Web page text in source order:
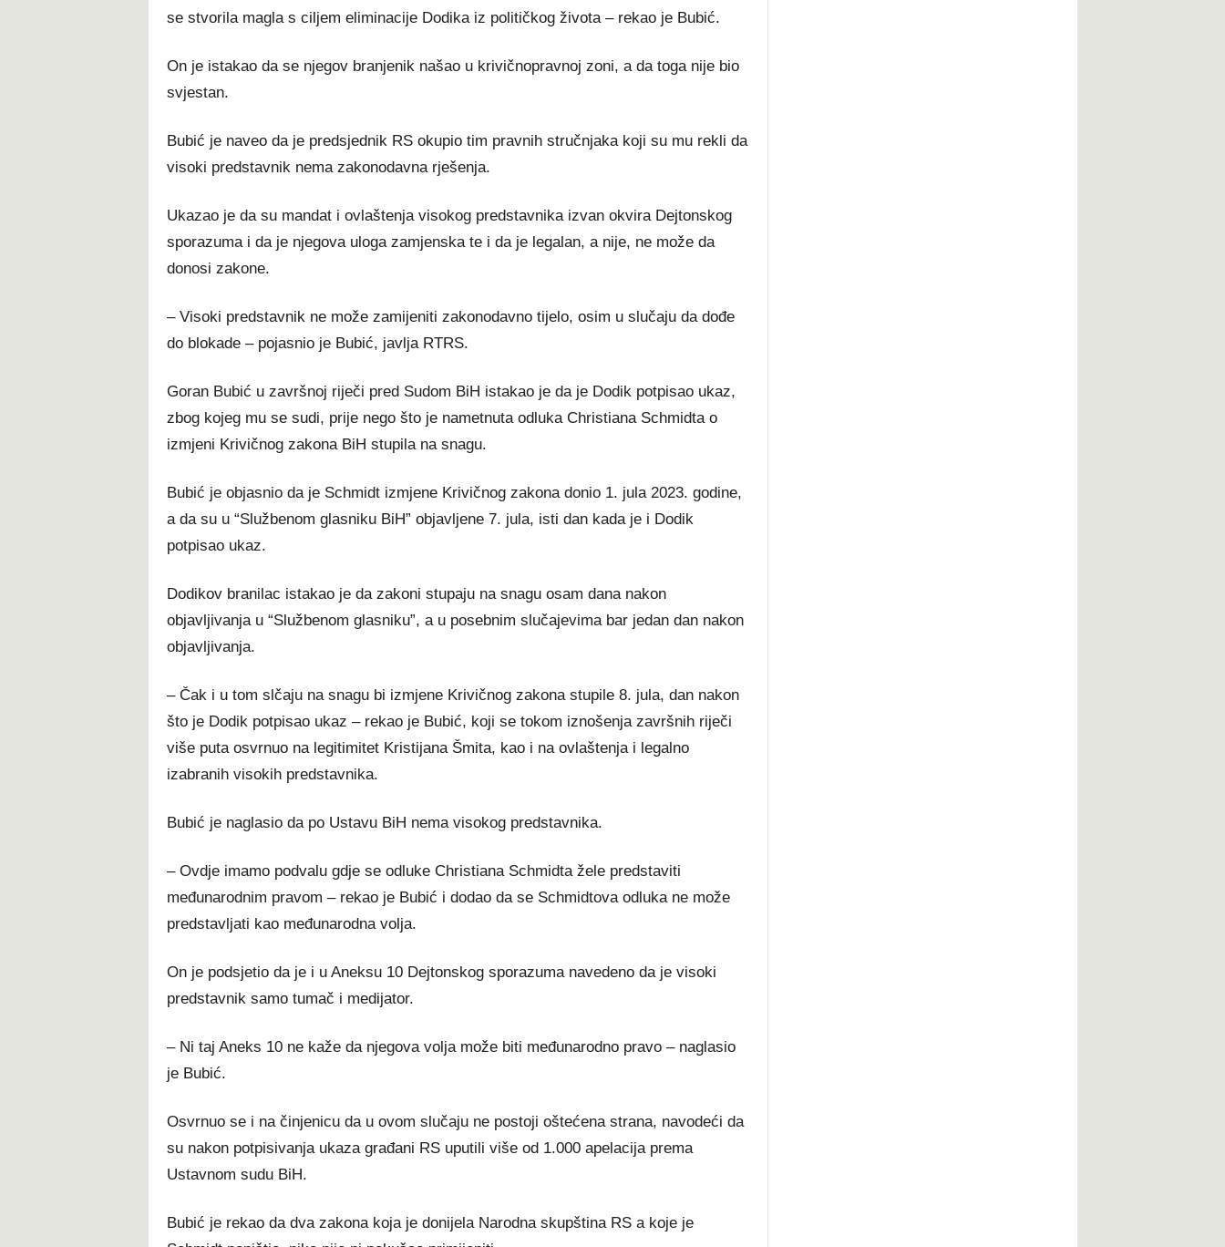
se stvorila magla s ciljem eliminacije Dodika iz političkog života – rekao je Bubić.
On je istakao da se njegov branjenik našao u krivičnopravnoj zoni, a da toga nije bio
svjestan.
Bubić je naveo da je predsjednik RS okupio tim pravnih stručnjaka koji su mu rekli da
visoki predstavnik nema zakonodavna rješenja.
Ukazao je da su mandat i ovlaštenja visokog predstavnika izvan okvira Dejtonskog
sporazuma i da je njegova uloga zamjenska te i da je legalan, a nije, ne može da
donosi zakone.
– Visoki predstavnik ne može zamijeniti zakonodavno tijelo, osim u slučaju da dođe
do blokade – pojasnio je Bubić, javlja RTRS.
Goran Bubić u završnoj riječi pred Sudom BiH istakao je da je Dodik potpisao ukaz,
zbog kojeg mu se sudi, prije nego što je nametnuta odluka Christiana Schmidta o
izmjeni Krivičnog zakona BiH stupila na snagu.
Bubić je objasnio da je Schmidt izmjene Krivičnog zakona donio 1. jula 2023. godine,
a da su u “Službenom glasniku BiH” objavljene 7. jula, isti dan kada je i Dodik
potpisao ukaz.
Dodikov branilac istakao je da zakoni stupaju na snagu osam dana nakon
objavljivanja u “Službenom glasniku”, a u posebnim slučajevima bar jedan dan nakon
objavljivanja.
– Čak i u tom slčaju na snagu bi izmjene Krivičnog zakona stupile 8. jula, dan nakon
što je Dodik potpisao ukaz – rekao je Bubić, koji se tokom iznošenja završnih riječi
više puta osvrnuo na legitimitet Kristijana Šmita, kao i na ovlaštenja i legalno
izabranih visokih predstavnika.
Bubić je naglasio da po Ustavu BiH nema visokog predstavnika.
– Ovdje imamo podvalu gdje se odluke Christiana Schmidta žele predstaviti
međunarodnim pravom – rekao je Bubić i dodao da se Schmidtova odluka ne može
predstavljati kao međunarodna volja.
On je podsjetio da je i u Aneksu 10 Dejtonskog sporazuma navedeno da je visoki
predstavnik samo tumač i medijator.
– Ni taj Aneks 10 ne kaže da njegova volja može biti međunarodno pravo – naglasio
je Bubić.
Osvrnuo se i na činjenicu da u ovom slučaju ne postoji oštećena strana, navodeći da
su nakon potpisivanja ukaza građani RS uputili više od 1.000 apelacija prema
Ustavnom sudu BiH.
Bubić je rekao da dva zakona koja je donijela Narodna skupština RS a koje je